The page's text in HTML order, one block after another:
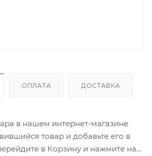
ОПЛАТА ДОСТАВКА
в нашем интернет-магазине
товар и добавьте его в
в Корзину и нажмите на